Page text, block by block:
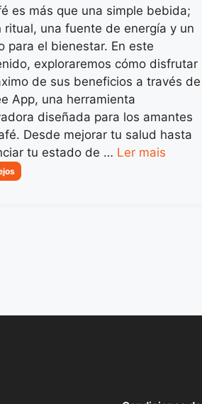
es más que una simple bebida;
ritual, una fuente de energía y un
para el bienestar. En este
exploraremos cómo disfrutar
de sus beneficios a través de
App, una herramienta
diseñada para los amantes
Desde mejorar tu salud hasta
tu estado de … Ler mais